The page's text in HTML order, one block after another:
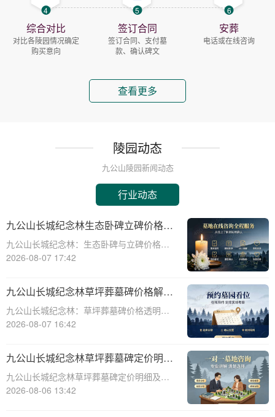
4
综合对比
对比各陵园情况确定
购买意向
5
签订合同
签订合同、支付墓
款、确认碑文
6
安葬
电话或在线咨询
查看更多
陵园动态
九公山陵园新闻动态
行业动态
九公山长城纪念林生态卧碑立碑价格表
详解及活动期赠安葬配套福利解析
九公山长城纪念林：生态卧碑与立碑价格及
活动期赠送配套服务全解析☎ 九公山陵园电
地，九公山长城纪念林凭借其得天独厚的地
理位置和优越的自然环境，成为众
2026-08-07 17:42
九公山长城纪念林草坪葬墓碑价格解析
及赠予绿植养护服务详解
九公山长城纪念林：草坪葬墓碑价格透明，
赠送绿植养护服务☎ 九公山陵园电话:400-
纪念林地之一，致力于为逝者提供环保、庄
重的安葬选择。草坪葬墓碑作为一种
2026-08-07 16:42
九公山长城纪念林草坪葬墓碑定价明细
活动赠绿植养护服务详解
九公山长城纪念林草坪葬墓碑定价明细及活
动赠绿植养护服务详解☎ 九公山陵园电
2026-08-06 13:42